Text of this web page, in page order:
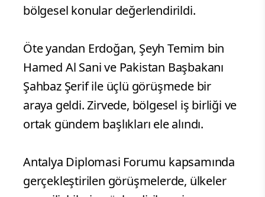
bölgesel konular değerlendirildi.
Öte yandan Erdoğan, Şeyh Temim bin
Hamed Al Sani ve Pakistan Başbakanı
Şahbaz Şerif ile üçlü görüşmede bir
araya geldi. Zirvede, bölgesel iş birliği ve
ortak gündem başlıkları ele alındı.
Antalya Diplomasi Forumu kapsamında
gerçekleştirilen görüşmelerde, ülkeler